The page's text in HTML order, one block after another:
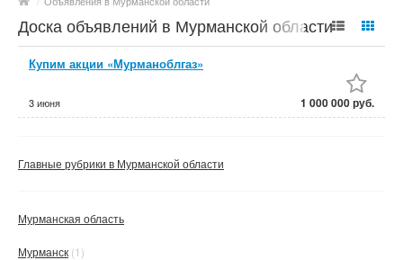
Доска объявлений в Мурманской области
Купим акции «Мурманоблгаз»
3 июня 1 000 000 руб.
Главные рубрики в Мурманской области
Мурманская область
Мурманск (1)